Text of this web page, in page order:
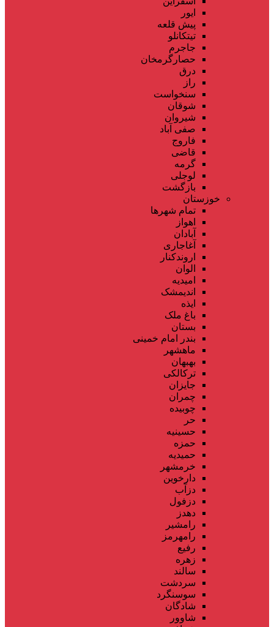
ایور
پیش قلعه
تیتکانلو
جاجرم
حصارگرمخان
درق
راز
سنخواست
شوقان
شیروان
صفی آباد
فاروج
قاضی
گرمه
لوجلی
بازگشت
خوزستان
تمام شهر‌ها
اهواز
آبادان
آغاجاری
اروندکنار
الوان
امیدیه
اندیمشک
ایذه
باغ ملک
بستان
بندر امام خمینی
ماهشهر
بهبهان
ترکالکی
جایزان
چمران
چوبیده
حر
حسینیه
حمزه
حمیدیه
خرمشهر
دارخوین
دزآب
دزفول
دهدز
رامشیر
رامهرمز
رفیع
زهره
سالند
سردشت
سوسنگرد
شادگان
شاوور